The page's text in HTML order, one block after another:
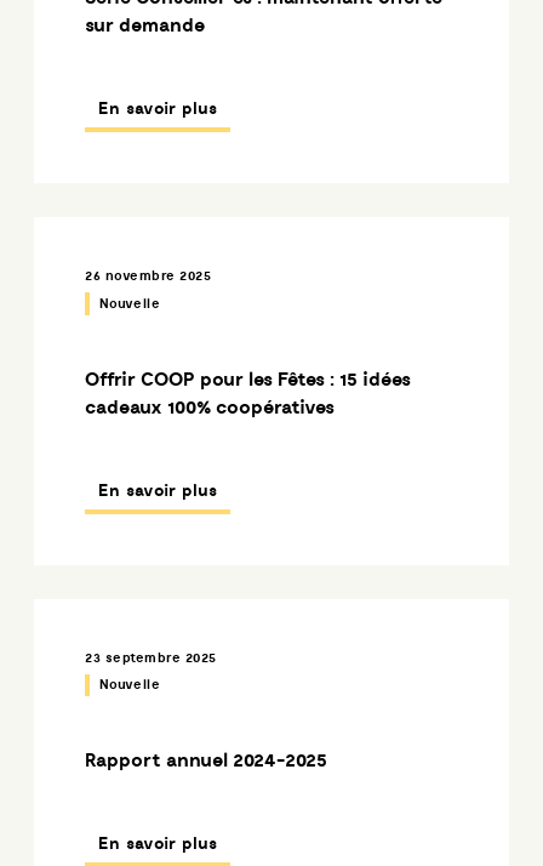
sur demande
En savoir plus
26 novembre 2025
Nouvelle
Offrir COOP pour les Fêtes : 15 idées
cadeaux 100% coopératives
En savoir plus
23 septembre 2025
Nouvelle
Rapport annuel 2024-2025
En savoir plus